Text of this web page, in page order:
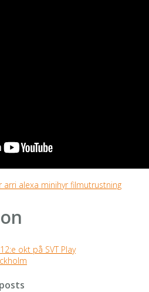
arri alexa minihyr filmutrustning
okt på SVT Play